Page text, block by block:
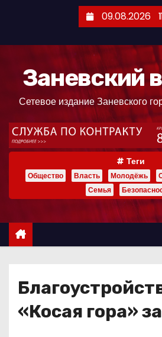
ж
09.08.2026
Заневский
Сетевое издание Заневского
Теги
Общество Власть Молодёжь
Семья
«Косая гора»